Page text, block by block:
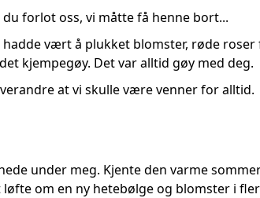
forlot oss, vi måtte få henne bort...
vært å plukket blomster, røde roser
kjempegøy. Det var alltid gøy med deg.
at vi skulle være venner for alltid.
under meg. Kjente den varme
om en ny hetebølge og blomster i